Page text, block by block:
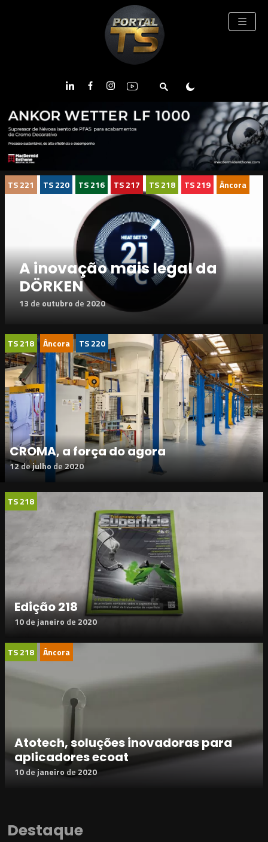
TS 221 TS 220 TS 216 TS 217 TS 218 TS 219 Âncora
A inovação mais legal da
DÖRKEN
13 de outubro de 2020
TS 218 Âncora TS 220
CROMA, a força do agora
12dejulho de2020
TS 218
Edição 218
10de janeiro de 2020
TS 218 Âncora
Atotech, soluções inovadoras para
aplicadores ecoat
10de janeiro de 2020
Destaque